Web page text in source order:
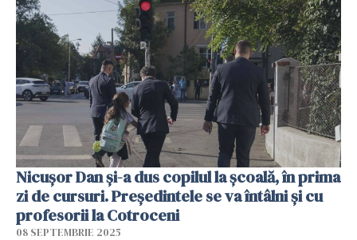
Nicușor Dan și-a dus copilul la școală, în prima
zi de cursuri. Președintele se va întâlni și cu
profesorii la Cotroceni
08 SEPTEMBRIE 2025